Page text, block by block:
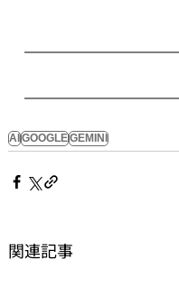
AI GOOGLEGEMINI
関連記事